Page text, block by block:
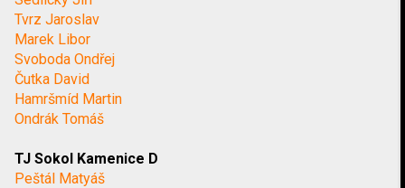
Tvrz Jaroslav
Marek Libor
Svoboda Ondřej
Čutka David
Hamršmíd Martin
Ondrák Tomáš
TJ Sokol Kamenice D
Peštál Matyáš